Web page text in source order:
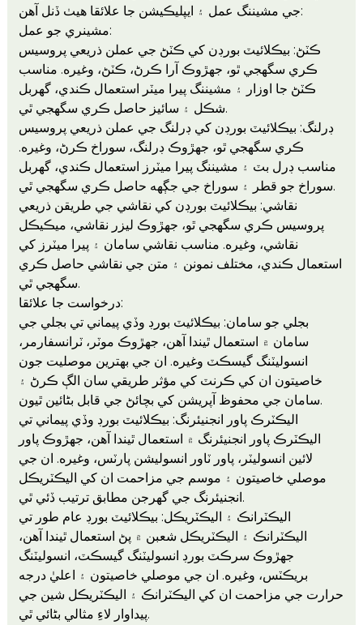
جي مشيننگ عمل ۽ ايپليڪيشن جا علائقا هيٺ ڏنل آهن:
مشينري جو عمل:
ڪٽڻ: بيڪلائيٽ بورڊن کي ڪٽڻ جي عملن ذريعي پروسيس
ڪري سگهجي ٿو، جهڙوڪ آرا ڪرڻ، ڪٽڻ، وغيره. مناسب
ڪٽڻ جا اوزار ۽ مشيننگ پيرا ميٽر استعمال ڪندي، گهربل
شڪل ۽ سائيز حاصل ڪري سگهجي ٿي.
ڊرلنگ: بيڪلائيٽ بورڊن کي ڊرلنگ جي عملن ذريعي پروسيس
ڪري سگهجي ٿو، جهڙوڪ ڊرلنگ، سوراخ ڪرڻ، وغيره.
مناسب ڊرل بٽ ۽ مشيننگ پيرا ميٽرز استعمال ڪندي، گهربل
سوراخ جو قطر ۽ سوراخ جي جڳهه حاصل ڪري سگهجي ٿي.
نقاشي: بيڪلائيٽ بورڊن کي نقاشي جي طريقن ذريعي
پروسيس ڪري سگهجي ٿو، جهڙوڪ ليزر نقاشي، ميڪيڪل
نقاشي، وغيره. مناسب نقاشي سامان ۽ پيرا ميٽرز کي
استعمال ڪندي، مختلف نمونن ۽ متن جي نقاشي حاصل ڪري
سگهجي ٿي.
درخواست جا علائقا:
بجلي جو سامان: بيڪلائيٽ بورڊ وڏي پيماني تي بجلي جي
سامان ۾ استعمال ٿيندا آهن، جهڙوڪ موٽر، ٽرانسفارمر،
انسوليٽنگ گيسڪٽ وغيره. ان جي بهترين موصليت جون
خاصيتون ان کي ڪرنٽ کي مؤثر طريقي سان الڳ ڪرڻ ۽
سامان جي محفوظ آپريشن کي بچائڻ جي قابل بڻائين ٿيون.
اليڪٽرڪ پاور انجنيئرنگ: بيڪلائيٽ بورڊ وڏي پيماني تي
اليڪٽرڪ پاور انجنيئرنگ ۾ استعمال ٿيندا آهن، جهڙوڪ پاور
لائين انسوليٽر، پاور ٽاور انسوليشن پارٽس، وغيره. ان جي
موصلي خاصيتون ۽ موسم جي مزاحمت ان کي اليڪٽريڪل
انجنيئرنگ جي گهرجن مطابق ترتيب ڏئي ٿي.
اليڪٽرانڪ ۽ اليڪٽريڪل: بيڪلائيٽ بورڊ عام طور تي
اليڪٽرانڪ ۽ اليڪٽريڪل شعبن ۾ پڻ استعمال ٿيندا آهن،
جهڙوڪ سرڪٽ بورڊ انسوليٽنگ گيسڪٽ، انسوليٽنگ
بريڪٽس، وغيره. ان جي موصلي خاصيتون ۽ اعليٰ درجه
حرارت جي مزاحمت ان کي اليڪٽرانڪ ۽ اليڪٽريڪل شين جي
پيداوار لاءِ مثالي بڻائي ٿي.